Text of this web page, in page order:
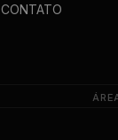
CONTATO